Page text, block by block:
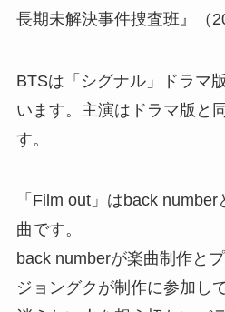
長期未解決事件捜査班』（
BTSは「シグナル」ドラマ
います。主演はドラマ版と
す。
「Film out」はback
曲です。
back numberが楽曲制作と
ジョングクが制作に参加し